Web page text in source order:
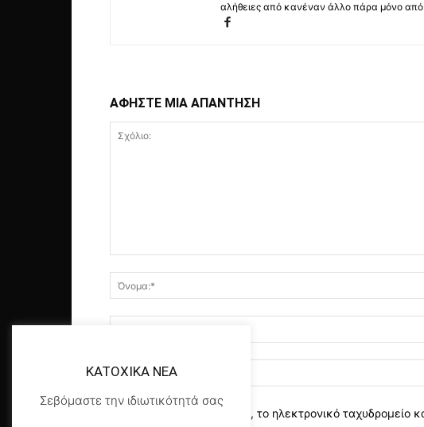
αλήθειες από κανέναν άλλο πάρα μόνο
ΑΦΗΣΤΕ ΜΙΑ ΑΠΑΝΤΗΣΗ
αποθηκεύστε το όνομα, το ηλεκτρονικό
KATOXIKA NEA
Σεβόμαστε την ιδιωτικότητά σας